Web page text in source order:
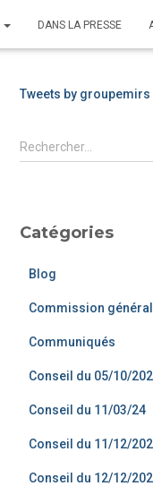
DANS LA PRESSE
Tweets by groupemirs
Rechercher…
Catégories
Blog
Commission
Communiqués
Conseil du 05/10/
Conseil du 11/03/24
Conseil du 11/12/
Conseil du 12/12/